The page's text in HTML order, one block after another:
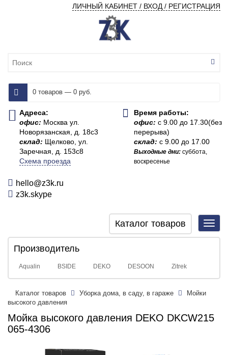
ЛИЧНЫЙ КАБИНЕТ / ВХОД / РЕГИСТРАЦИЯ
0 товаров — 0 руб.
Адреса:
офис: Москва ул.
Новорязанская, д. 18с3
склад: Щелково, ул.
Заречная, д. 153с8
Схема проезда
Время работы:
офис:с 9.00 до 17.30(без
перерыва)
склад:с 9.00 до 17.00
Выходные дни:суббота,
воскресенье
hello@z3k.ru
z3k.skype
Каталог товаров
Производитель
Aqualin BSIDE DEKO DESOON Zitrek
Каталог товаров Уборка дома, в саду, в гараже
Мойки
высокого давления
Мойка высокого давления DEKO DKCW215
065-4306